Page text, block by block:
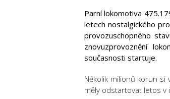
Parní lokomotiva
letech nostalgického
provozuschopného
znovuzprovoznění
současnosti startuje.
Několik milionů korun
měly odstartovat letos v